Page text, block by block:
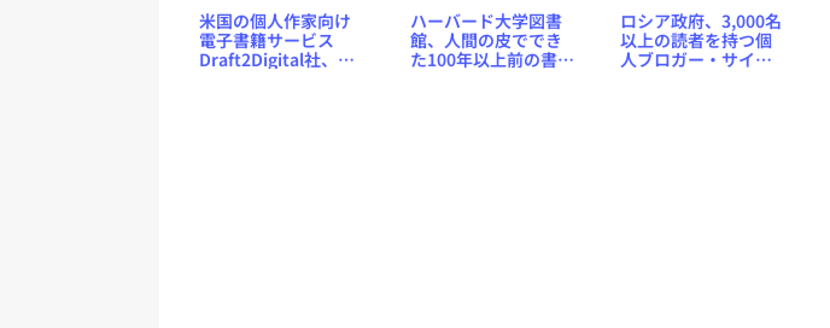
米国の個人作家向け
電子書籍サービス
Draft2Digital社、
ハーバード大学図書
館、人間の皮ででき
た100年以上前の書籍
ロシア政府、3,000名
以上の読者を持つ個
人ブロガー・サイト